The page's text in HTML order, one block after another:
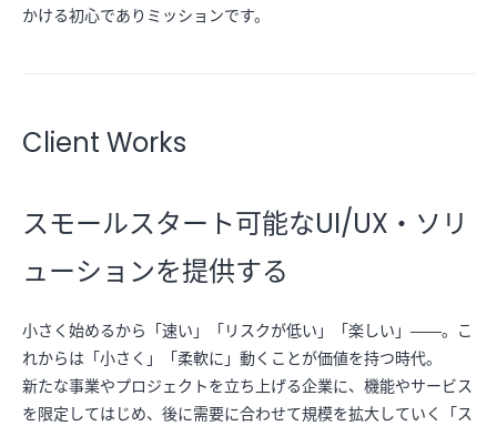
かける初心でありミッションです。
Client Works
スモールスタート可能なUI/UX・ソリ
ューションを提供する
小さく始めるから「速い」「リスクが低い」「楽しい」――。こ
れからは「小さく」「柔軟に」動くことが価値を持つ時代。
新たな事業やプロジェクトを立ち上げる企業に、機能やサービス
を限定してはじめ、後に需要に合わせて規模を拡大していく「ス